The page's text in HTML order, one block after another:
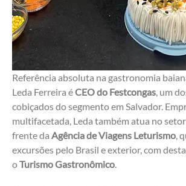
Referência absoluta na gastronomia
Leda Ferreira é CEO do Festcongas , um
cobiçados do segmento em Salvador.
multifacetada, Leda também atua no
frente da Agência de Viagens Leturismo ,
excursões pelo Brasil e exterior, com
o Turismo Gastronômico